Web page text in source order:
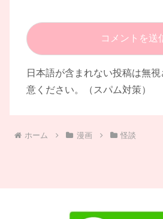
日本語が含まれない投稿は無
意ください。（スパム対策）
ホーム 漫画 怪談